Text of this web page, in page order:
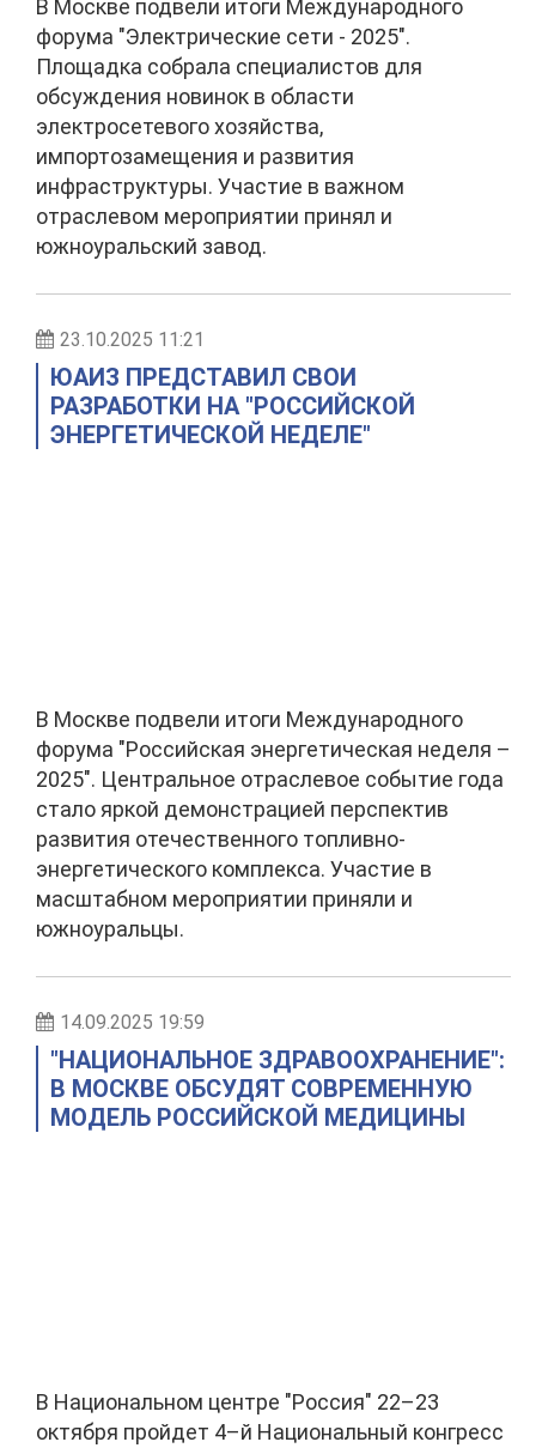
В Москве подвели итоги Международного
форума "Электрические сети - 2025".
Площадка собрала специалистов для
обсуждения новинок в области
электросетевого хозяйства,
импортозамещения и развития
инфраструктуры. Участие в важном
отраслевом мероприятии принял и
южноуральский завод.
23.10.2025 11:21
ЮАИЗ ПРЕДСТАВИЛ СВОИ
РАЗРАБОТКИ НА "РОССИЙСКОЙ
ЭНЕРГЕТИЧЕСКОЙ НЕДЕЛЕ"
В Москве подвели итоги Международного
форума "Российская энергетическая неделя –
2025". Центральное отраслевое событие года
стало яркой демонстрацией перспектив
развития отечественного топливно-
энергетического комплекса. Участие в
масштабном мероприятии приняли и
южноуральцы.
14.09.2025 19:59
"НАЦИОНАЛЬНОЕ ЗДРАВООХРАНЕНИЕ":
В МОСКВЕ ОБСУДЯТ СОВРЕМЕННУЮ
МОДЕЛЬ РОССИЙСКОЙ МЕДИЦИНЫ
В Национальном центре "Россия" 22–23
октября пройдет 4–й Национальный конгресс